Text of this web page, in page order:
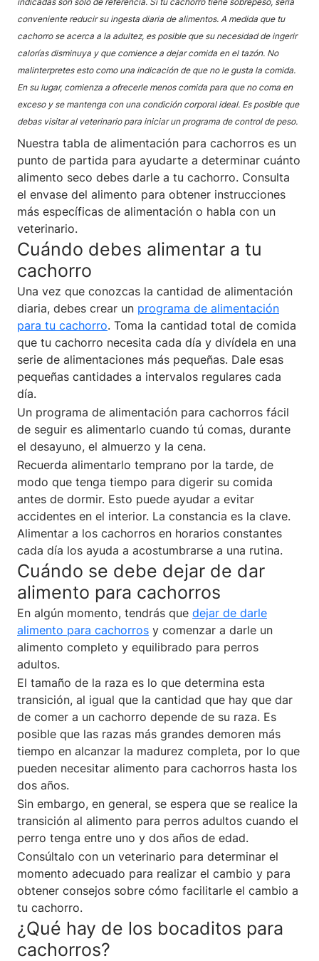
conveniente reducir su ingesta diaria de alimentos. A medida que tu
cachorro se acerca a la adultez, es posible que su necesidad de ingerir
calorías disminuya y que comience a dejar comida en el tazón. No
malinterpretes esto como una indicación de que no le gusta la comida.
En su lugar, comienza a ofrecerle menos comida para que no coma en
exceso y se mantenga con una condición corporal ideal. Es posible que
debas visitar al veterinario para iniciar un programa de control de peso.
Nuestra tabla de alimentación para cachorros es un
punto de partida para ayudarte a determinar cuánto
alimento seco debes darle a tu cachorro. Consulta
el envase del alimento para obtener instrucciones
más específicas de alimentación o habla con un
veterinario.
Cuándo debes alimentar a tu
cachorro
Una vez que conozcas la cantidad de alimentación
diaria, debes crear un programa de alimentación
para tu cachorro. Toma la cantidad total de comida
que tu cachorro necesita cada día y divídela en una
serie de alimentaciones más pequeñas. Dale esas
pequeñas cantidades a intervalos regulares cada
día.
Un programa de alimentación para cachorros fácil
de seguir es alimentarlo cuando tú comas, durante
el desayuno, el almuerzo y la cena.
Recuerda alimentarlo temprano por la tarde, de
modo que tenga tiempo para digerir su comida
antes de dormir. Esto puede ayudar a evitar
accidentes en el interior. La constancia es la clave.
Alimentar a los cachorros en horarios constantes
cada día los ayuda a acostumbrarse a una rutina.
Cuándo se debe dejar de dar
alimento para cachorros
En algún momento, tendrás que dejar de darle
alimento para cachorros y comenzar a darle un
alimento completo y equilibrado para perros
adultos.
El tamaño de la raza es lo que determina esta
transición, al igual que la cantidad que hay que dar
de comer a un cachorro depende de su raza. Es
posible que las razas más grandes demoren más
tiempo en alcanzar la madurez completa, por lo que
pueden necesitar alimento para cachorros hasta los
dos años.
Sin embargo, en general, se espera que se realice la
transición al alimento para perros adultos cuando el
perro tenga entre uno y dos años de edad.
Consúltalo con un veterinario para determinar el
momento adecuado para realizar el cambio y para
obtener consejos sobre cómo facilitarle el cambio a
tu cachorro.
¿Qué hay de los bocaditos para
cachorros?